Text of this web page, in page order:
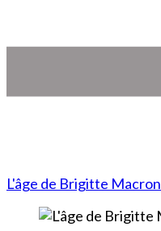
L'âge de Brigitte Macron